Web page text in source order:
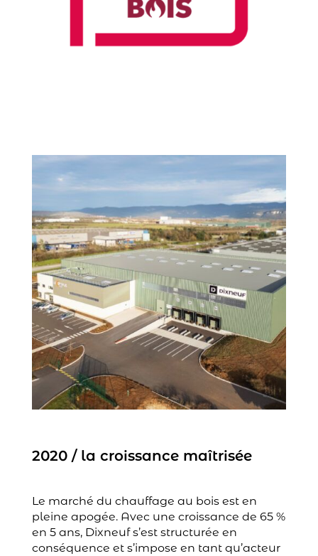
2020 / la croissance maîtrisée
Le marché du chauffage au bois est en
pleine apogée. Avec une croissance de 65 %
en 5 ans, Dixneuf s’est structurée en
conséquence et s’impose en tant qu’acteur